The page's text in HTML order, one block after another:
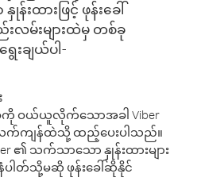
းထားဖြင့် ဖုန်းခေါ်
မ်းများထဲမှ တစ်ခု
းချယ်ပါ-
ဝယ်ယူလိုက်သောအခါ Viber
က်ကျန်ထဲသို့ ထည့်ပေးပါသည်။
၏ သက်သာသော နှုန်းထားများ
ပါတ်သို့မဆို ဖုန်းခေါ်ဆိုနိုင်